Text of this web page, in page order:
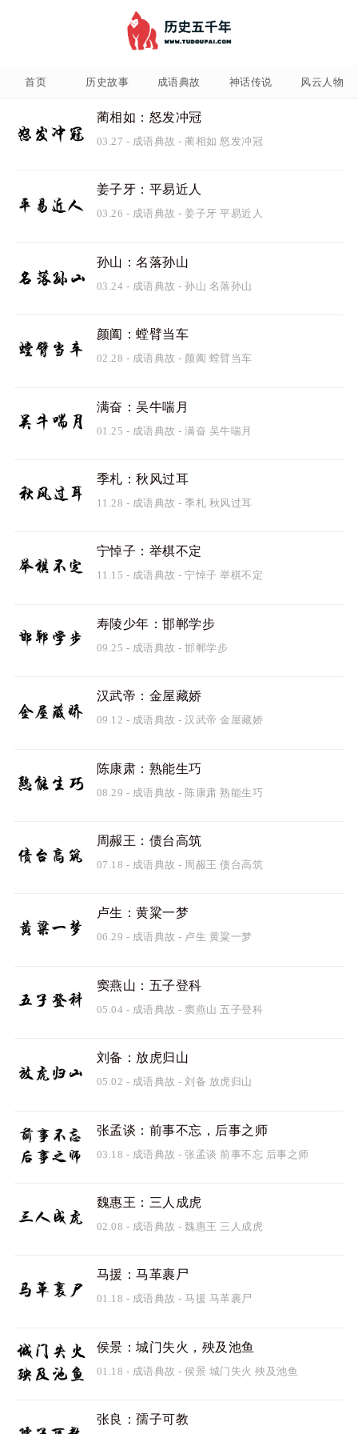
首页 历史故事 成语典故 神话传说 风云人物
蔺相如：怒发冲冠
03.27 - 成语典故 -蔺相如 怒发冲冠
姜子牙：平易近人
03.26 - 成语典故 -姜子牙 平易近人
孙山：名落孙山
03.24 - 成语典故 -孙山 名落孙山
颜阖：螳臂当车
02.28 - 成语典故 - 颜阖 螳臂当车
满奋：吴牛喘月
01.25 - 成语典故 -满奋 吴牛喘月
季札：秋风过耳
11.28 - 成语典故 -季札 秋风过耳
宁悼子：举棋不定
11.15 - 成语典故 -宁悼子 举棋不定
寿陵少年：邯郸学步
09.25 - 成语典故 -邯郸学步
汉武帝：金屋藏娇
09.12 - 成语典故 -汉武帝 金屋藏娇
陈康肃：熟能生巧
08.29 - 成语典故 -陈康肃 熟能生巧
周赧王：债台高筑
07.18 - 成语典故 - 周赧王 债台高筑
卢生：黄粱一梦
06.29 - 成语典故 - 卢生 黄粱一梦
窦燕山：五子登科
05.04 - 成语典故 - 窦燕山 五子登科
刘备：放虎归山
05.02 - 成语典故 - 刘备 放虎归山
张孟谈：前事不忘，后事之师
03.18 - 成语典故 -张孟谈 前事不忘 后事之师
魏惠王：三人成虎
02.08 - 成语典故 -魏惠王 三人成虎
马援：马革裹尸
01.18 - 成语典故 - 马援 马革裹尸
侯景：城门失火，殃及池鱼
01.18 - 成语典故 -侯景 城门失火 殃及池鱼
张良：孺子可教